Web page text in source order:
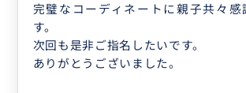
完璧なコーディネートに親子共々感
す。
次回も是非ご指名したいです。
ありがとうございました。